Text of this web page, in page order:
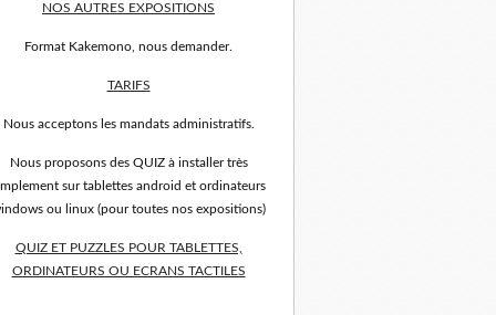
NOS AUTRES EXPOSITIONS
Format Kakemono, nous demander.
TARIFS
Nous acceptons les mandats administratifs.
Nous proposons des QUIZ à installer très
sur tablettes android et ordinateurs
ou linux (pour toutes nos expositions)
QUIZ ET PUZZLES POUR TABLETTES,
ORDINATEURS OU ECRANS TACTILES